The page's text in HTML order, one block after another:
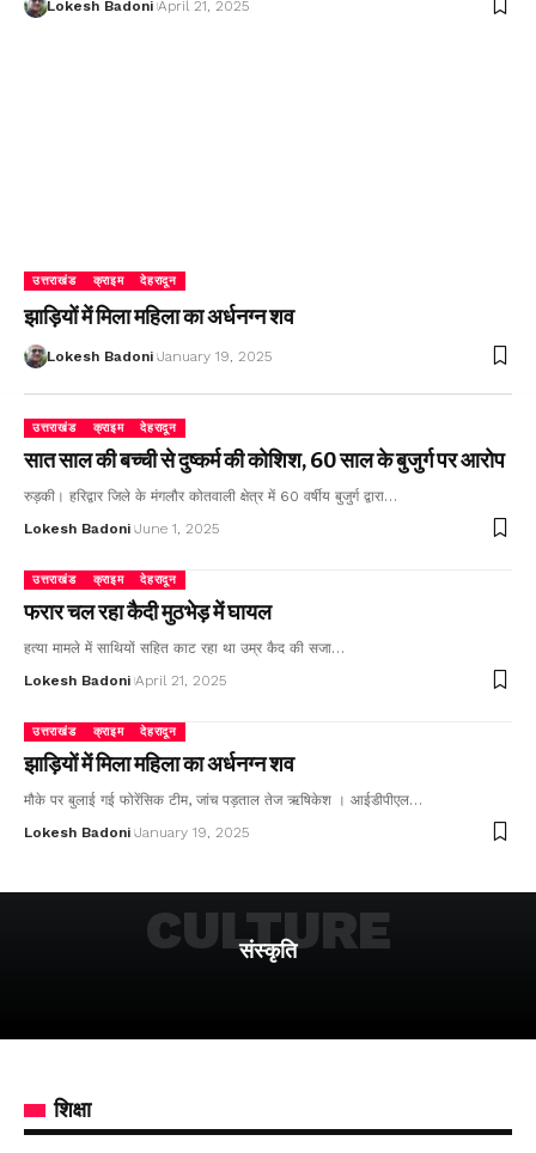
Lokesh Badoni April 21, 2025
उत्तराखंड क्राइम देहरादून
झाड़ियों में मिला महिला का अर्धनग्न शव
Lokesh Badoni January 19, 2025
उत्तराखंड क्राइम देहरादून
सात साल की बच्ची से दुष्कर्म की कोशिश, 60 साल के बुजुर्ग पर आरोप
रुड़की। हरिद्वार जिले के मंगलौर कोतवाली क्षेत्र में 60 वर्षीय बुजुर्ग द्वारा…
Lokesh Badoni June 1, 2025
उत्तराखंड क्राइम देहरादून
फरार चल रहा कैदी मुठभेड़ में घायल
हत्या मामले में साथियों सहित काट रहा था उम्र कैद की सजा…
Lokesh Badoni April 21, 2025
उत्तराखंड क्राइम देहरादून
झाड़ियों में मिला महिला का अर्धनग्न शव
मौके पर बुलाई गई फोरेंसिक टीम, जांच पड़ताल तेज ऋषिकेश । आईडीपीएल…
Lokesh Badoni January 19, 2025
संस्कृति
CULTURE
शिक्षा